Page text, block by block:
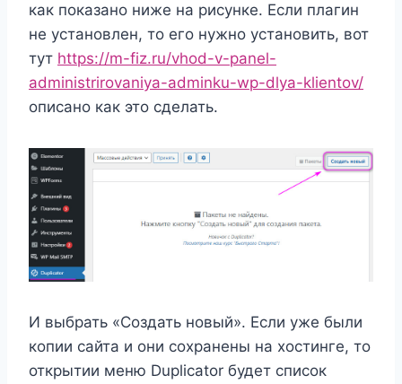
как показано ниже на рисунке. Если плагин
не установлен, то его нужно установить, вот
тут https://m-fiz.ru/vhod-v-panel-
administrirovaniya-adminku-wp-dlya-klientov/
описано как это сделать.
И выбрать «Создать новый». Если уже были
копии сайта и они сохранены на хостинге, то
открытии меню Duplicator будет список